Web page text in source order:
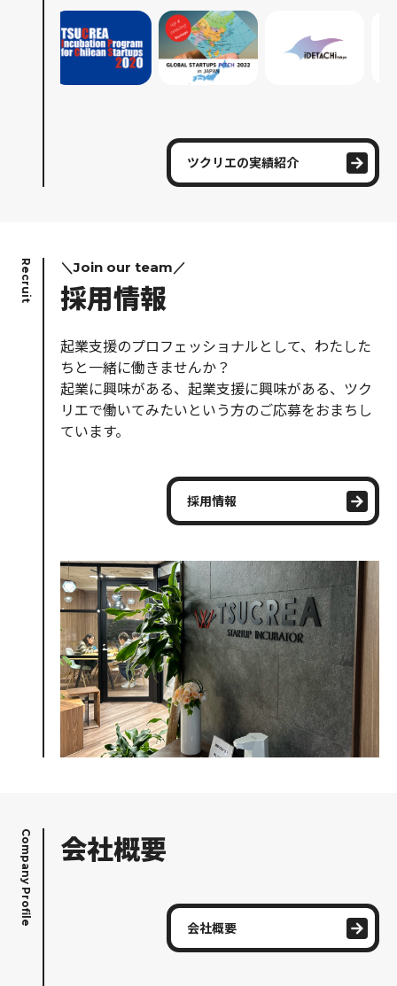
ツクリエの実績紹介
Recruit ＼Join our team／
採用情報
起業支援のプロフェッショナルとして、わたした
ちと一緒に働きませんか？
起業に興味がある、起業支援に興味がある、ツク
リエで働いてみたいという方のご応募をおまちし
ています。
採用情報
Company Profile 会社概要
会社概要